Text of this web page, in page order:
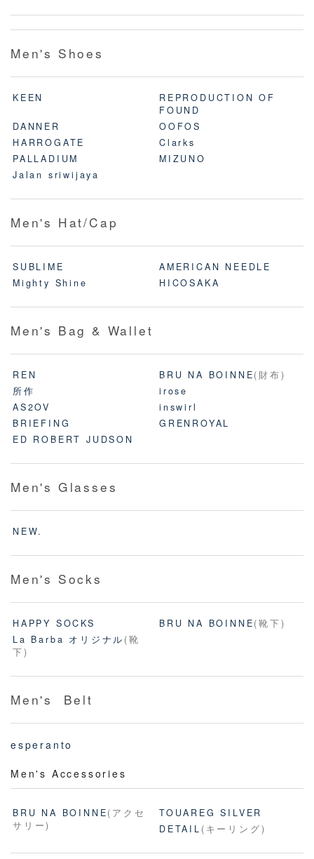
Men's Shoes
KEEN
REPRODUCTION OF
FOUND
DANNER
OOFOS
HARROGATE
Clarks
PALLADIUM
MIZUNO
Jalan sriwijaya
Men's Hat/Cap
SUBLIME
AMERICAN NEEDLE
Mighty Shine
HICOSAKA
Men's Bag & Wallet
REN BRU NA BOINNE(財布)
所作
irose
AS2OV
inswirl
BRIEFING
GRENROYAL
ED ROBERT JUDSON
Men's Glasses
NEW.
Men's Socks
HAPPY SOCKS BRU NA BOINNE(靴下)
La Barba オリジナル (靴
下)
Men's Belt
esperanto
Men's Accessories
BRU NA BOINNE(アクセ
サリー)
TOUAREG SILVER
DETAIL (キーリング)